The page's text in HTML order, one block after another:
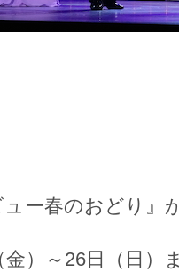
ー春のおどり』
）～26日（日）